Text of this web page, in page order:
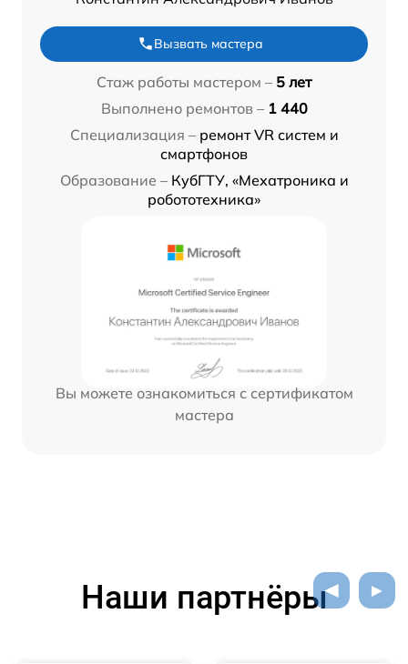
Вызвать мастера
Стаж работы мастером – 5 лет
Выполнено ремонтов – 1 440
Специализация – ремонт VR систем и
смартфонов
Образование – КубГТУ, «Мехатроника и
робототехника»
Вы можете ознакомиться с сертификатом
мастера
Наши партнёры